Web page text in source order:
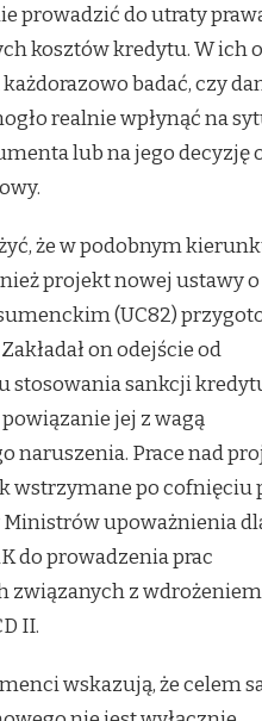
prowadzić do utraty
kosztów kredytu. W ich
badać, czy
realnie wpłynąć na
lub na jego decyzję
że w podobnym
projekt nowej ustawy o
(UC82)
on odejście od
stosowania sankcji
jej z wagą
naruszenia. Prace nad
wstrzymane po cofnięciu
Ministrów upoważnienia
do prowadzenia prac
związanych z wdrożeniem
II.
wskazują, że celem